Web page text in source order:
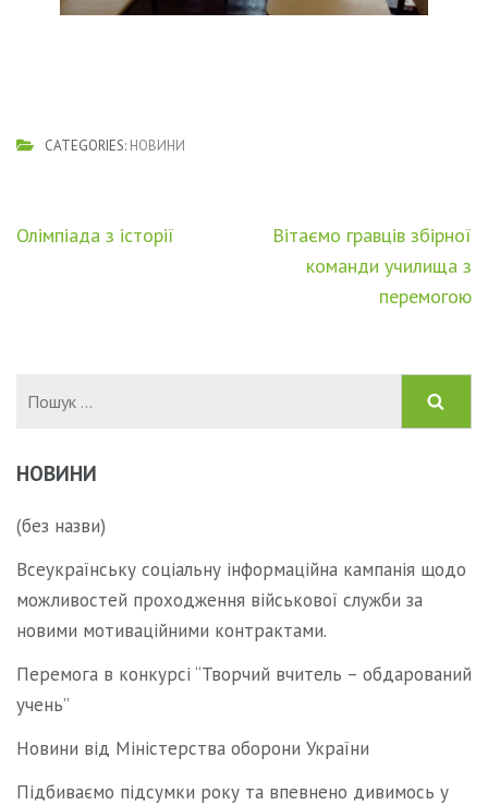
CATEGORIES: НОВИНИ
Навігація
Олімпіада з історії
Вітаємо гравців збірної
команди училища з
перемогою
НОВИНИ
(без назви)
Всеукраїнську соціальну інформаційна кампанія щодо
можливостей проходження військової служби за
новими мотиваційними контрактами.
Перемога в конкурсі “Творчий вчитель – обдарований
учень”
Новини від Міністерства оборони України
Підбиваємо підсумки року та впевнено дивимось у